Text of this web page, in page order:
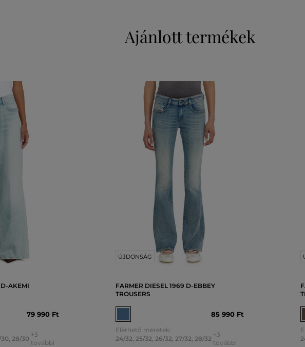
Ajánlott termékek
AKEMI
79 990 Ft
30, 28/30
+3
további
ÚJDONSÁG
FARMER DIESEL 1969 D-EBBEY
TROUSERS
85 990 Ft
Elérhető méretek:
24/32, 25/32, 26/32, 27/32, 28/32
+3
további